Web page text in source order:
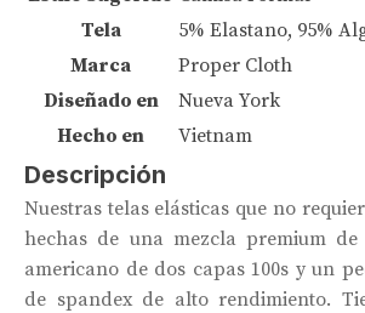
Tela
5% Elastano, 95%
Marca
Proper Cloth
Diseñado en
Nueva York
Hecho en
Vietnam
Descripción
Nuestras telas elásticas que no
hechas de una mezcla premium
americano de dos capas 100s y un
de spandex de alto rendimiento.